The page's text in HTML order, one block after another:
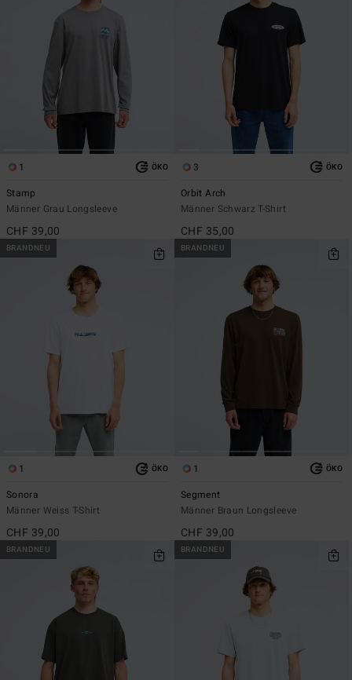
1 ÖKO
Stamp
Männer Grau Longsleeve
CHF 39,00
3 ÖKO
Orbit Arch
Männer Schwarz T-Shirt
CHF 35,00
BRANDNEU
1 ÖKO
Sonora
Männer Weiss T-Shirt
CHF 39,00
BRANDNEU
1 ÖKO
Segment
Männer Braun Longsleeve
CHF 39,00
BRANDNEU BRANDNEU